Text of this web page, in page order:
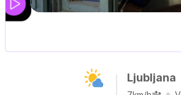
UEFA SUPERPOKAL
Ljubljana